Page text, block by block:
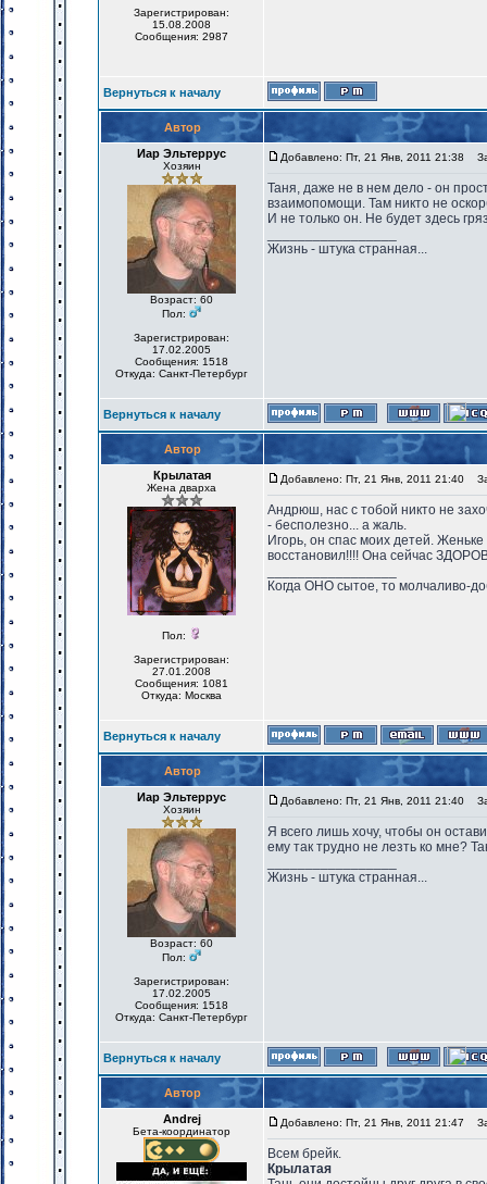
Зарегистрирован:
15.08.2008
Сообщения: 2987
Вернуться к началу
Автор
Иар Эльтеррус
Хозяин
Возраст: 60
Пол:
Зарегистрирован:
17.02.2005
Сообщения: 1518
Откуда: Санкт-Петербург
Добавлено: Пт, 21 Янв, 2011 21:38
Таня, даже не в нем дело - он
взаимопомощи. Там никто не
И не только он. Не будет здесь
Жизнь - штука странная...
Вернуться к началу
Автор
Крылатая
Жена дварха
Пол:
Зарегистрирован:
27.01.2008
Сообщения: 1081
Откуда: Москва
Добавлено: Пт, 21 Янв, 2011 21:40
Андрюш, нас с тобой никто не
- бесполезно... а жаль.
Игорь, он спас моих детей.
восстановил!!!! Она сейчас
Когда ОНО сытое, то молчаливо-
Вернуться к началу
Автор
Иар Эльтеррус
Хозяин
Возраст: 60
Пол:
Зарегистрирован:
17.02.2005
Сообщения: 1518
Откуда: Санкт-Петербург
Добавлено: Пт, 21 Янв, 2011 21:40
Я всего лишь хочу, чтобы он
ему так трудно не лезть ко мне?
Жизнь - штука странная...
Вернуться к началу
Автор
Andrej
Бета-координатор
Добавлено: Пт, 21 Янв, 2011 21:47
Всем брейк.
Крылатая